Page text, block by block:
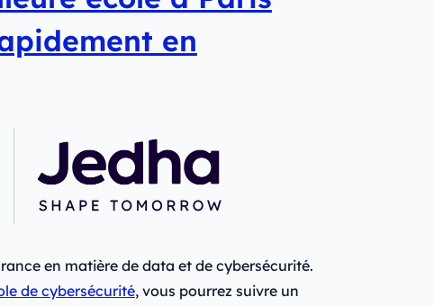
en
en matière de data et de cybersécurité.
de cybersécurité, vous pourrez suivre un